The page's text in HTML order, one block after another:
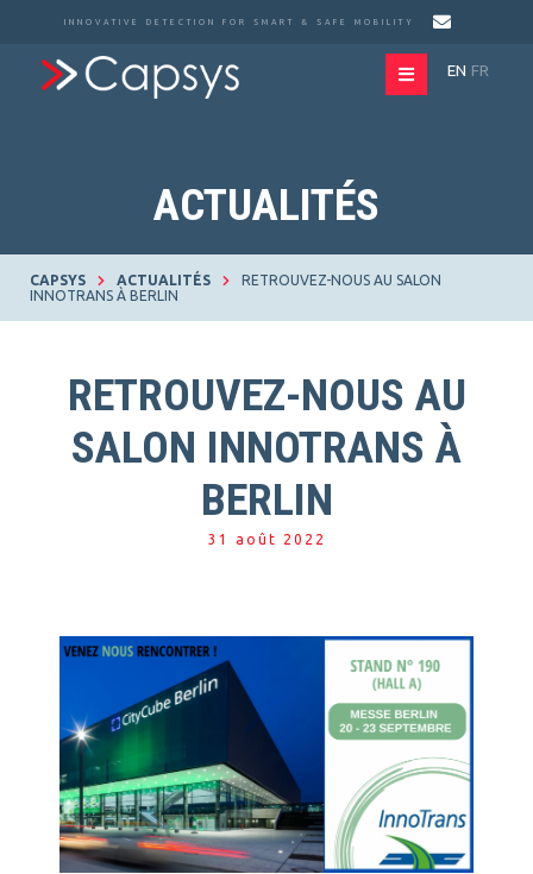
INNOVATIVE DETECTION FOR SMART & SAFE MOBILITY
EN FR
ACTUALITÉS
CAPSYS ACTUALITÉS
RETROUVEZ-NOUS AU SALON
INNOTRANS À BERLIN
RETROUVEZ-NOUS AU
SALON INNOTRANS À
BERLIN
31 août 2022